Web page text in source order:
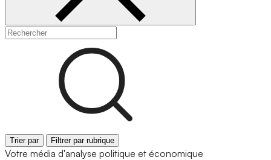
Trier par Filtrer par rubrique
Votre média d'analyse politique et économique